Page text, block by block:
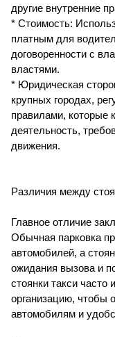
другие внутренние
* Стоимость:
платным для
договоренности с
властями.
* Юридическая
крупных городах,
правилами, которые
деятельность,
движения.
Различия между
Главное отличие
Обычная парковка
автомобилей, а
ожидания вызова и
стоянки такси
организацию, чтобы
автомобилям и